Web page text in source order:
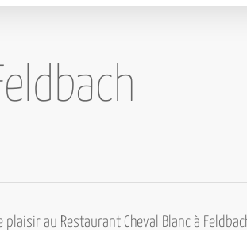
au Restaurant Cheval Blanc à